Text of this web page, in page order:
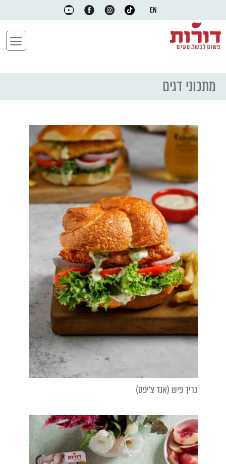
EN
מתכוני דגים
כריך פיש (אנד צ'יפס)